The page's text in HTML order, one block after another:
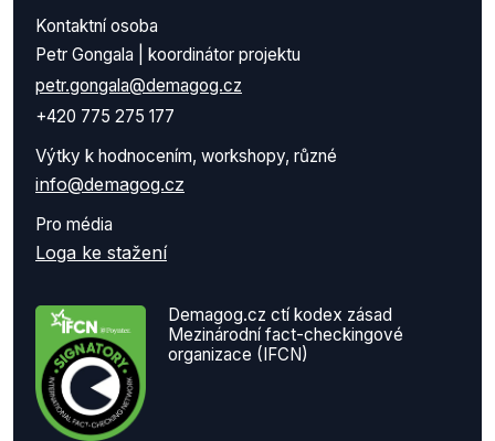
Kontaktní osoba
Petr Gongala | koordinátor projektu
petr.gongala@demagog.cz
+420 775 275 177
Výtky k hodnocením, workshopy, různé
info@demagog.cz
Pro média
Loga ke stažení
Demagog.cz ctí kodex zásad
Mezinárodní fact-checkingové
organizace (IFCN)